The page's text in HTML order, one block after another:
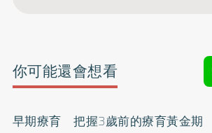
你可能還會想看
早期療育 把握3歲前的療育黃金期